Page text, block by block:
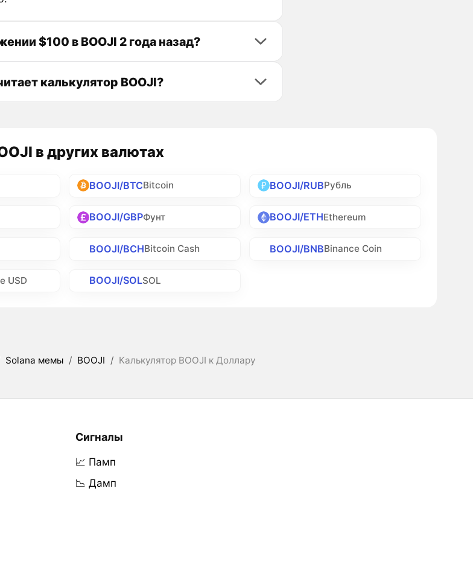
$100 в BOOJI 2 года назад?
калькулятор BOOJI?
в других валютах
BOOJI/BTCBitcoin BOOJI/RUBРубль
BOOJI/GBPФунт BOOJI/ETHEthereum
BOOJI/BCHBitcoin Cash BOOJI/BNBBinance Coin
USD BOOJI/SOLSOL
Solana мемы / BOOJI / Калькулятор BOOJI к Доллару
Сигналы
📈 Памп
📉 Дамп